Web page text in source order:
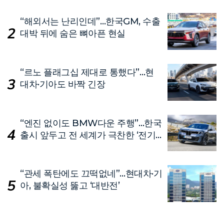
“해외서는 난리인데”…한국GM, 수출
대박 뒤에 숨은 뼈아픈 현실
“르노 플래그십 제대로 통했다”…현
대차·기아도 바짝 긴장
“엔진 없이도 BMW다운 주행”…한국
출시 앞두고 전 세계가 극찬한 ‘전기
“관세 폭탄에도 끄떡없네”…현대차·기
아, 불확실성 뚫고 ‘대반전’